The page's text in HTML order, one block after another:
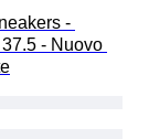
-
- Nuovo